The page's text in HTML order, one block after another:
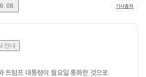
08. 기사출처
안내
트럼프 대통령이 월요일 통화한 것으로